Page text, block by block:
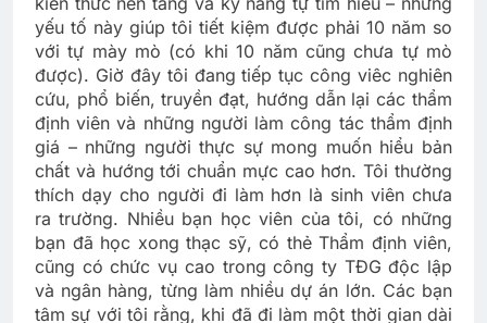
yếu tố này giúp tôi tiết kiệm được phải 10 năm so
với tự mày mò (có khi 10 năm cũng chưa tự mò
được). Giờ đây tôi đang tiếp tục công viêc nghiên
cứu, phổ biến, truyền đạt, hướng dẫn lại các thẩm
định viên và những người làm công tác thẩm định
giá – những người thực sự mong muốn hiểu bản
chất và hướng tới chuẩn mực cao hơn. Tôi thường
thích dạy cho người đi làm hơn là sinh viên chưa
ra trường. Nhiều bạn học viên của tôi, có những
bạn đã học xong thạc sỹ, có thẻ Thẩm định viên,
cũng có chức vụ cao trong công ty TĐG độc lập
và ngân hàng, từng làm nhiều dự án lớn. Các bạn
tâm sự với tôi rằng, khi đã đi làm một thời gian dài